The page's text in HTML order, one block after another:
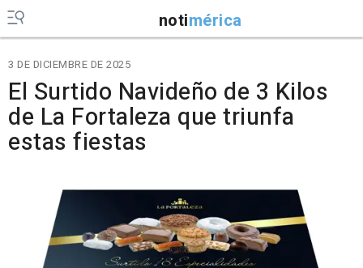
notimérica
3 DE DICIEMBRE DE 2025
El Surtido Navideño de 3 Kilos
de La Fortaleza que triunfa
estas fiestas